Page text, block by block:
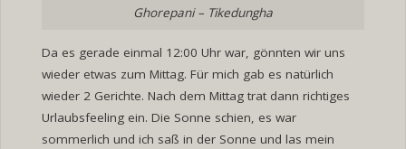
Ghorepani – Tikedungha
Da es gerade einmal 12:00 Uhr war, gönnten wir uns
wieder etwas zum Mittag. Für mich gab es natürlich
wieder 2 Gerichte. Nach dem Mittag trat dann richtiges
Urlaubsfeeling ein. Die Sonne schien, es war
sommerlich und ich saß in der Sonne und las mein